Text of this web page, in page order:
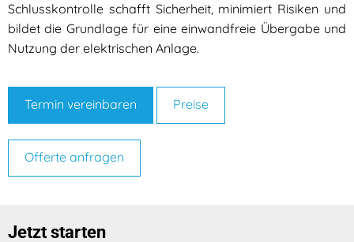
Schlusskontrolle schafft Sicherheit, minimiert Risiken und
bildet die Grundlage für eine einwandfreie Übergabe und
Nutzung der elektrischen Anlage.
Termin vereinbaren Preise
Offerte anfragen
Jetzt starten